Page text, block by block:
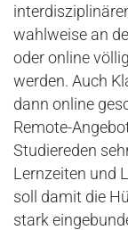
wahlweise an
oder online
werden. Auch
dann online
Remote-
Studiereden
Lernzeiten und
soll damit die
stark